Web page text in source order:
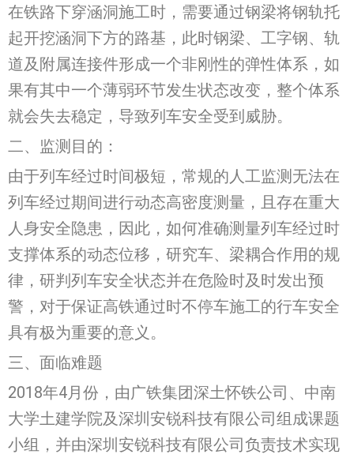
在铁路下穿涵洞施工时，需要通过钢梁将钢轨托
起开挖涵洞下方的路基，此时钢梁、工字钢、轨
道及附属连接件形成一个非刚性的弹性体系，如
果有其中一个薄弱环节发生状态改变，整个体系
就会失去稳定，导致列车安全受到威胁。
二、监测目的：
由于列车经过时间极短，常规的人工监测无法在
列车经过期间进行动态高密度测量，且存在重大
人身安全隐患，因此，如何准确测量列车经过时
支撑体系的动态位移，研究车、梁耦合作用的规
律，研判列车安全状态并在危险时及时发出预
警，对于保证高铁通过时不停车施工的行车安全
具有极为重要的意义。
三、面临难题
2018年4月份，由广铁集团深土怀铁公司、中南
大学土建学院及深圳安锐科技有限公司组成课题
小组，并由深圳安锐科技有限公司负责技术实现